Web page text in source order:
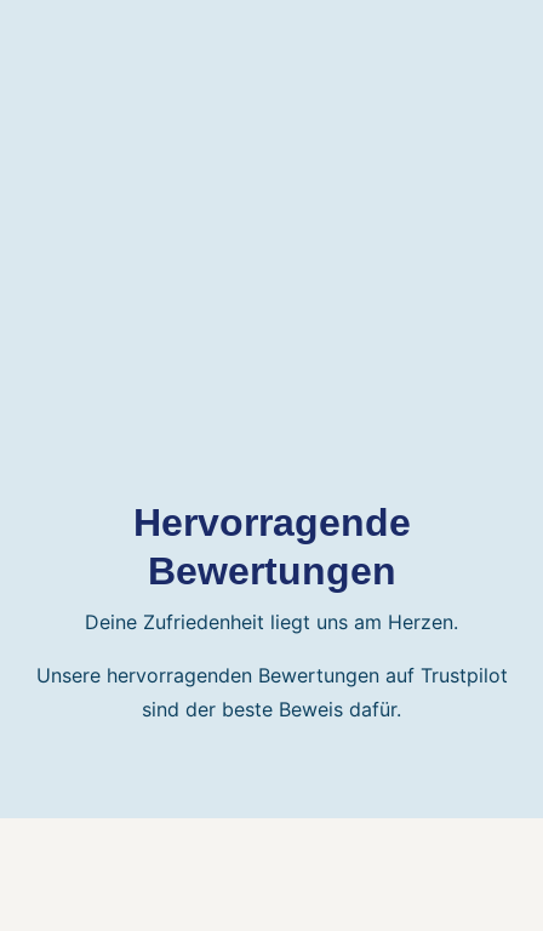
Hervorragende
Bewertungen
Deine Zufriedenheit liegt uns am Herzen.
Unsere hervorragenden Bewertungen auf Trustpilot
sind der beste Beweis dafür.